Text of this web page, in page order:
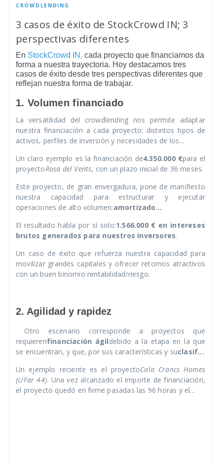
CROWDLENDING
3 casos de éxito de StockCrowd IN; 3
perspectivas diferentes
En StockCrowd IN, cada proyecto que financiamos da
forma a nuestra trayectoria. Hoy destacamos tres
casos de éxito desde tres perspectivas diferentes que
reflejan nuestra forma de trabajar.
1. Volumen financiado
La versatilidad del crowdlending nos permite adaptar
nuestra financiación a cada proyecto: distintos tipos de
activos, perfiles de inversión y necesidades de los...
Un claro ejemplo es la financiación de4.350.000 €para el
proyectoRosa del Vents, con un plazo inicial de 36 meses.
Este proyecto, de gran envergadura, pone de manifiesto
nuestra capacidad para estructurar y ejecutar
operaciones de alto volumen:amortizado...
El resultado habla por sí solo:1.566.000 € en intereses
brutos generados para nuestros inversores.
Un caso de éxito que refuerza nuestra capacidad para
movilizar grandes capitales y ofrecer retornos atractivos
con un buen binomio rentabilidad/riesgo.
2. Agilidad y rapidez
Otro escenario corresponde a proyectos que
requierenfinanciación ágildebido a la etapa en la que
se encuentran, y que, por sus características y suclasif...
Un ejemplo reciente es el proyectoCala Crancs Homes
(c/Far 44). Una vez alcanzado el importe de financiación,
el proyecto quedó en firme pasadas las 96 horas y el...